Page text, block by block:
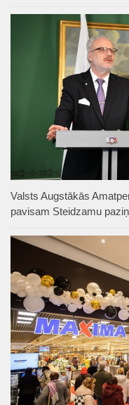
Valsts Augstākās
pavisam Steidzamu